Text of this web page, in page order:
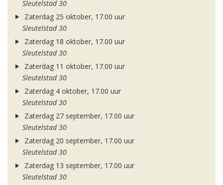
Sleutelstad 30
Zaterdag 25 oktober, 17.00 uur
Sleutelstad 30
Zaterdag 18 oktober, 17.00 uur
Sleutelstad 30
Zaterdag 11 oktober, 17.00 uur
Sleutelstad 30
Zaterdag 4 oktober, 17.00 uur
Sleutelstad 30
Zaterdag 27 september, 17.00 uur
Sleutelstad 30
Zaterdag 20 september, 17.00 uur
Sleutelstad 30
Zaterdag 13 september, 17.00 uur
Sleutelstad 30